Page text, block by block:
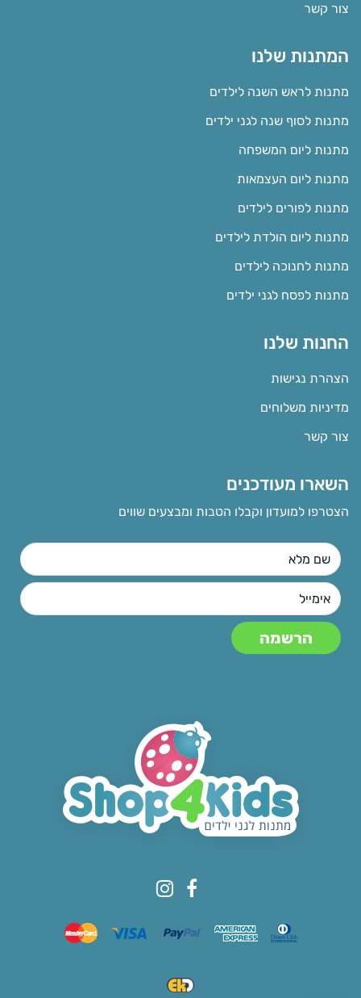
צור קשר
המתנות שלנו
מתנות לראש השנה לילדים
מתנות לסוף שנה לגני ילדים
מתנות ליום המשפחה
מתנות ליום העצמאות
מתנות לפורים לילדים
מתנות ליום הולדת לילדים
מתנות לחנוכה לילדים
מתנות לפסח לגני ילדים
החנות שלנו
הצהרת נגישות
מדיניות משלוחים
צור קשר
השארו מעודכנים
הצטרפו למועדון וקבלו הטבות ומבצעים שווים
© All rights reserved to Shop4kids